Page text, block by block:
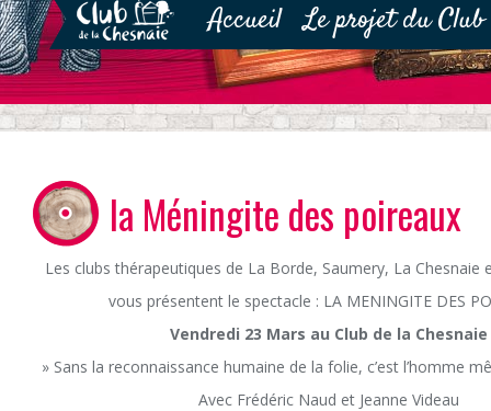
Accueil Le projet du Club
la Méningite des poireaux
Les clubs thérapeutiques de La Borde, Saumery, La Chesnaie
vous présentent le spectacle : LA MENINGITE DES
Vendredi 23 Mars au Club de la Chesnaie
» Sans la reconnaissance humaine de la folie, c’est l’homme
Avec Frédéric Naud et Jeanne Videau